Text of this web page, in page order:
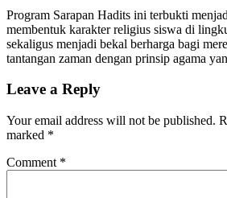
Program Sarapan Hadits ini terbukti
membentuk karakter religius siswa di
sekaligus menjadi bekal berharga bagi
tantangan zaman dengan prinsip agama
Leave a Reply
Your email address will not be published.
marked *
Comment *